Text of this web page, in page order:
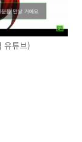
유튜브)